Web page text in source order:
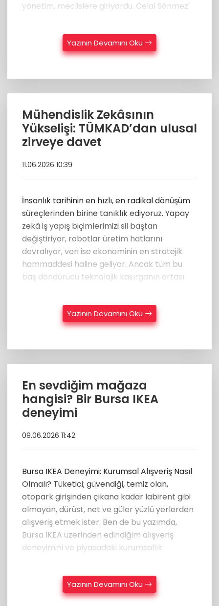
yönetim, meclislere giriyordu. Celal Sönmez'
Yazının Devamını Oku
Mühendislik Zekâsının
Yükselişi: TÜMKAD’dan ulusal
zirveye davet
11.06.2026 10:39
İnsanlık tarihinin en hızlı, en radikal dönüşüm
süreçlerinden birine tanıklık ediyoruz. Yapay
zekâ iş yapış biçimlerimizi sil baştan
değiştiriyor, robotlar üretim hatlarını
devralıyor, veri ise ekonominin en stratejik
hammaddesi haline geliyor. Ancak tüm bu
baş döndürücü teknolojik kasırganın ortası
Yazının Devamını Oku
En sevdiğim mağaza
hangisi? Bir Bursa IKEA
deneyimi
09.06.2026 11:42
Bursa IKEA Deneyimi: Kurumsal Alışveriş Nasıl
Olmalı? Tüketici; güvendiği, temiz olan,
otopark girişinden çıkana kadar labirent gibi
olmayan, dürüst, net ve güler yüzlü yerlerden
alışveriş etmek ister. Ben de bu yazımda,
Bursa IKEA üzerinden edindiğim alışveriş
deneyimini ve piyasadaki kurumsallık
Yazının Devamını Oku